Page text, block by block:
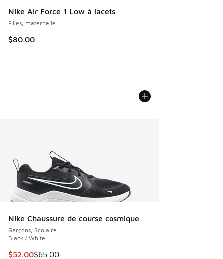
Nike Air Force 1 Low à lacets
Filles, maternelle
$80.00
Nike Chaussure de course cosmique
Garçons, Scolaire
Black / White
Cet article est en solde. Le prix est passé de $65.00 à
$52.00$65.00